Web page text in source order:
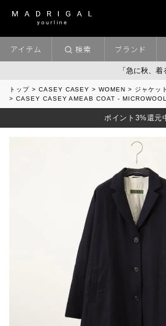
「急に秋、着るものが
アイテム 検索 ブランド
トップ CASEY CASEY WOMEN
ジャケッ
CASEY CASEY AMEAB COAT -
ポイント3%還元